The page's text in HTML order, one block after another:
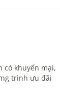
có khuyến mại,
trình ưu đãi